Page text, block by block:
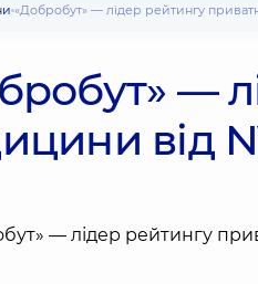
«Добробут» — лідер рейтингу
—
від